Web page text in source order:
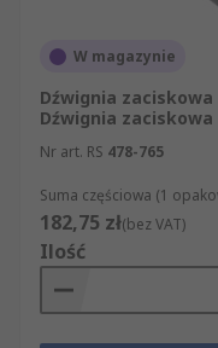
W magazynie
Dźwignia
Dźwignia zaciskowa
Nr art. RS 478-765
Suma częściowa (1
182,75 zł(bez VAT)
Ilość